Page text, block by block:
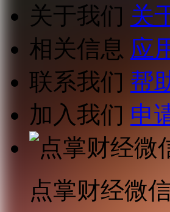
关于我们 关
相关信息 应
联系我们 帮
加入我们 申
点掌财经微